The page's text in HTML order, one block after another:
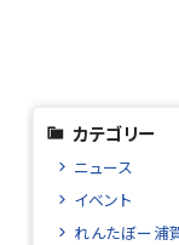
カテゴリー
ニュース
イベント
れんたぼー浦